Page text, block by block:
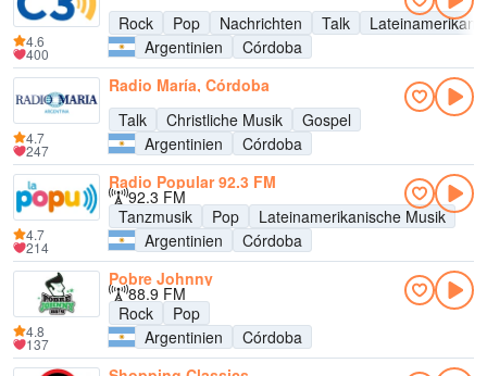
Rock
Pop Nachrichten Talk
Argentinien
Córdoba
4.6
400
Radio María, Córdoba
Talk
Christliche Musik
Gospel
Argentinien
Córdoba
4.7
247
Radio Popular 92.3 FM
92.3 FM
Tanzmusik
Pop
Lateinamerikanische Musik
Argentinien
Córdoba
4.7
214
Pobre Johnny
88.9 FM
Rock
Pop
Argentinien
Córdoba
4.8
137